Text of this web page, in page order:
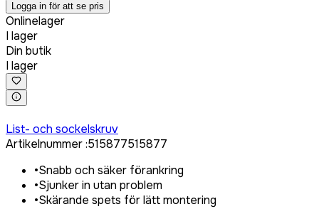
Logga in för att se pris
Onlinelager
I lager
Din butik
I lager
List- och sockelskruv
Artikelnummer:515877515877
•Snabb och säker förankring
•Sjunker in utan problem
•Skärande spets för lätt montering